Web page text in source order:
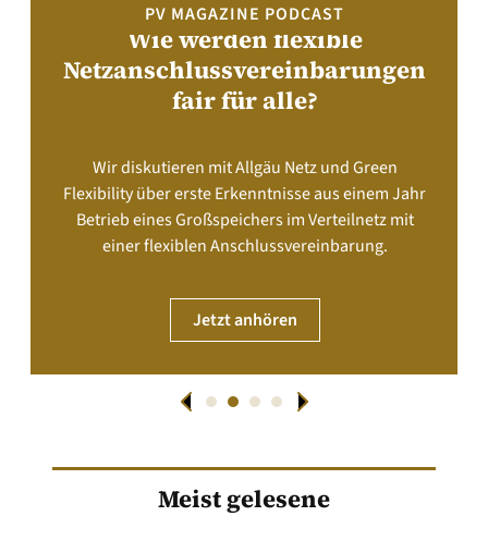
PV MAGAZINE PODCAST
Wie werden flexible
Netzanschlussvereinbarungen
fair für alle?
Wir diskutieren mit Allgäu Netz und Green
Flexibility über erste Erkenntnisse aus einem Jahr
Betrieb eines Großspeichers im Verteilnetz mit
einer flexiblen Anschlussvereinbarung.
Jetzt anhören
Meist gelesene